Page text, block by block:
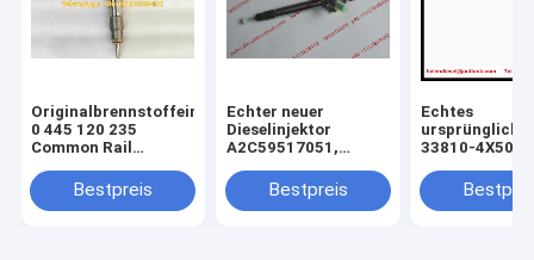
Originalbrennstoffeinspritzer
0 445 120 235
Common Rail
0445120235,
0986435553, 0 986
Bestpreis
Echter neuer
Dieselinjektor
A2C59517051,
BK2Q9K546AG,
A2C53307917,5WS40745,
Bestpreis
Echtes
33810-4X500,
Injektor KIA
Sedonas 2.9L